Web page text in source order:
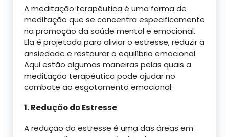
A meditação terapêutica é uma forma de
meditação que se concentra especificamente
na promoção da saúde mental e emocional.
Ela é projetada para aliviar o estresse, reduzir a
ansiedade e restaurar o equilíbrio emocional.
Aqui estão algumas maneiras pelas quais a
meditação terapêutica pode ajudar no
combate ao esgotamento emocional:
1. Redução do Estresse
A redução do estresse é uma das áreas em